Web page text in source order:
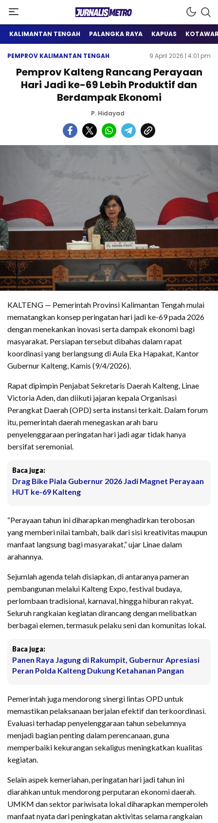
Jurnalis Metro
Satu Wadah Informasi
KALIMANTAN TENGAH PALANGKA RAYA KAPUAS
PEMPROV KALIMANTAN TENGAH 9 April 2026 | 4:01 pm
Pemprov Kalteng Rancang Perayaan
Hari Jadi ke-69 Lebih Produktif dan
Berdampak Ekonomi
P. Hidayad
KALTENG — Pemerintah Provinsi Kalimantan Tengah mulai
mematangkan konsep peringatan hari jadi ke-69 pada 2026
dengan menekankan inovasi serta dampak ekonomi bagi
masyarakat. Persiapan tersebut dibahas dalam rapat
koordinasi yang berlangsung di Aula Eka Hapakat, Kantor
Gubernur Kalteng, Kamis (9/4/2026).
Rapat dipimpin Penjabat Sekretaris Daerah Kalteng, Linae
Victoria Aden, dan diikuti jajaran kepala Organisasi
Perangkat Daerah (OPD) serta instansi terkait. Dalam forum
itu, pemerintah daerah menegaskan arah baru
penyelenggaraan peringatan hari jadi agar tidak hanya
bersifat seremonial.
Baca juga:
Drag Bike Piala Gubernur 2026 Jadi Magnet Perayaan
HUT ke-69 Kalteng
“Perayaan tahun ini diharapkan menghadirkan terobosan
yang memberi nilai tambah, baik dari sisi kreativitas maupun
manfaat langsung bagi masyarakat,” ujar Linae dalam
arahannya.
Sejumlah agenda telah disiapkan, di antaranya pameran
pembangunan melalui Kalteng Expo, festival budaya,
perlombaan tradisional, karnaval, hingga hiburan rakyat.
Seluruh rangkaian kegiatan dirancang dengan melibatkan
berbagai elemen, termasuk pelaku seni dan komunitas lokal.
Baca juga:
Panen Raya Jagung di Rakumpit, Gubernur Apresiasi
Peran Polda Kalteng Dukung Ketahanan Pangan
Pemerintah juga mendorong sinergi lintas OPD untuk
memastikan pelaksanaan berjalan efektif dan terkoordinasi.
Evaluasi terhadap penyelenggaraan tahun sebelumnya
menjadi bagian penting dalam perencanaan, guna
memperbaiki kekurangan sekaligus meningkatkan kualitas
kegiatan.
Selain aspek kemeriahan, peringatan hari jadi tahun ini
diarahkan untuk mendorong perputaran ekonomi daerah.
UMKM dan sektor pariwisata lokal diharapkan memperoleh
manfaat nyata dari peningkatan aktivitas selama rangkaian